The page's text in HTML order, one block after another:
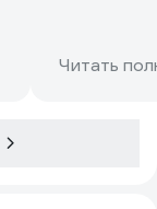
Читать